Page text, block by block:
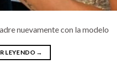
nuevamente con la modelo
LEYENDO →